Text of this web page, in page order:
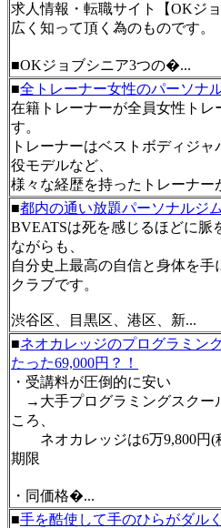
求人情報・転職サイト【OKジ
広く知って頂く為のものです。
■OKジョブシニア3つの�...
■全トレーナー女性のパーソナ
在籍トレーナーが全員女性ト
す。
トレーナーはベストボディジ
役モデルなど、
様々な経歴を持ったトレーナー
■都内の通い放題パーソナルジム
BVEATSは死を感じるほどに脈
ながらも、
自分史上最高の自信と身体を手
クラブです。
渋谷区、目黒区、港区、新...
■ネオカレッジのプログラミン
たった69,000円？！
・受講料が圧倒的に安い
→大手プログラミングスクー
ころ、
ネオカレッジは6万9,800円(
期限
・同価格�...
■手を酷使して手のひらがダル